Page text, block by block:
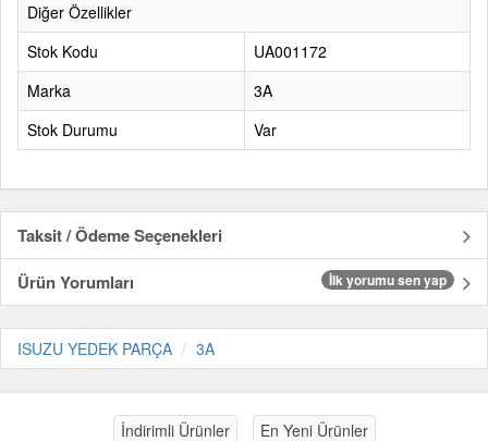
Diğer Özellikler
Stok Kodu
UA001172
Marka
3A
Stok Durumu
Var
Taksit / Ödeme Seçenekleri
Ürün Yorumları
İlk yorumu sen yap
ISUZU YEDEK PARÇA 3A
İndirimli Ürünler En Yeni Ürünler